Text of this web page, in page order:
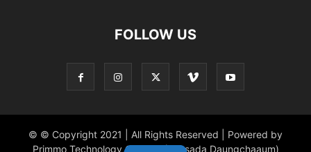
FOLLOW US
© © Copyright 2021 | All Rights Reserved | Powered by
Primmo Technology Co.,Ltd. (Khitsada Daungchaaum)